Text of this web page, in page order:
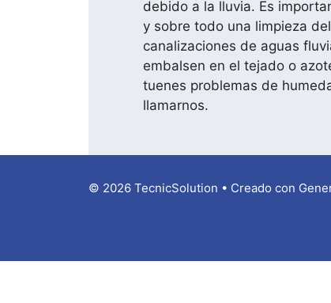
debido a la lluvia. Es
y sobre todo una limpieza
canalizaciones de aguas
embalsen en el tejado o
tuenes problemas de
llamarnos.
© 2026 TecnicSolution • Creado con